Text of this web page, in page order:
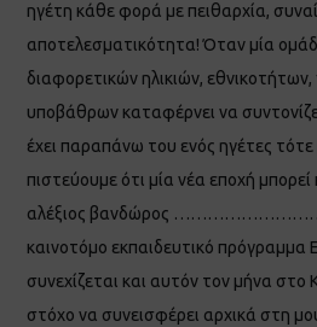
ηγέτη κάθε φορά με πειθαρχία,
αποτελεσματικότητα! Όταν μία
διαφορετικών ηλικιών,
υποβάθρων καταφέρνει να
έχει παραπάνω του ενός ηγέτες
πιστεύουμε ότι μία νέα εποχή μπορεί
αλέξιος βανδώρος
καινοτόμο εκπαιδευτικό πρόγραμμα
συνεχίζεται και αυτόν τον μήνα στο
στόχο να συνεισφέρει αρχικά στη